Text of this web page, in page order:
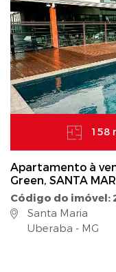
158
Apartamento à
Green, SANTA
Código do imóvel:
Santa Maria
Uberaba - MG